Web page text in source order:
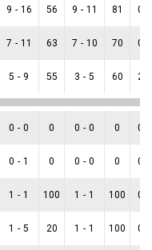
9 - 16 56 9 - 11 81 0
7 - 11 63 7 - 10 70 0
5 - 9 55 3 - 5 60 2
0 - 0 0 0 - 0 0 0
0 - 1 0 0 - 0 0 0
1 - 1 100 1 - 1 100 0
1 - 5 20 1 - 1 100 0